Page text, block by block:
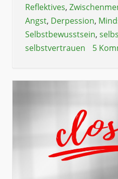
Reflektives,
Angst, Derpession,
Selbstbewusstsein,
selbstvertrauen
5